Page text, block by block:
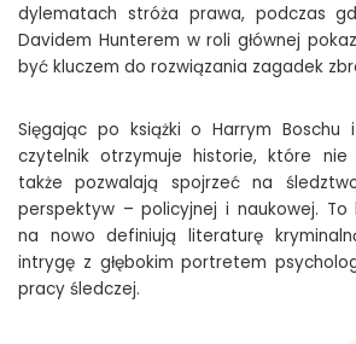
dylematach stróża prawa, podczas
Davidem Hunterem w roli głównej
być kluczem do rozwiązania zagadek
Sięgając po książki o Harrym Boschu
czytelnik otrzymuje historie, które
także pozwalają spojrzeć na
perspektyw – policyjnej i naukowej.
na nowo definiują literaturę
intrygę z głębokim portretem
pracy śledczej.